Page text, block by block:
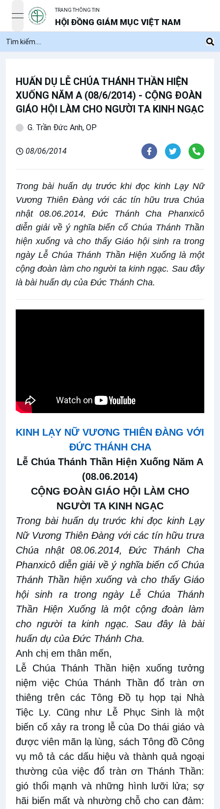
open navigation menu
TRANG THÔNG TIN
HỘI ĐỒNG GIÁM MỤC VIỆT NAM
HUẤN DỤ LỄ CHÚA THÁNH THẦN HIỆN
XUỐNG NĂM A (08/6/2014) - CỘNG ĐOÀN
GIÁO HỘI LÀM CHO NGƯỜI TA KINH NGẠC
G. Trần Đức Anh, OP
08/06/2014
Trong bài huấn dụ trước khi đọc kinh Lạy Nữ
Vương Thiên Đàng với các tín hữu trưa Chúa
nhật 08.06.2014, Đức Thánh Cha Phanxicô
diễn giải về ý nghĩa biến cố Chúa Thánh Thần
hiện xuống và cho thấy Giáo hội sinh ra trong
ngày Lễ Chúa Thánh Thần Hiện Xuống là một
cộng đoàn làm cho người ta kinh ngạc. Sau đây
là bài huấn dụ của Đức Thánh Cha.
KINH LẠY NỮ VƯƠNG THIÊN ĐÀNG VỚI
ĐỨC THÁNH CHA
Lễ Chúa Thánh Thần Hiện Xuống Năm A
(08.06.2014)
CỘNG ĐOÀN GIÁO HỘI LÀM CHO
NGƯỜI TA KINH NGẠC
Trong bài huấn dụ trước khi đọc kinh Lạy
Nữ Vương Thiên Đàng với các tín hữu trưa
Chúa nhật 08.06.2014, Đức Thánh Cha
Phanxicô diễn giải về ý nghĩa biến cố Chúa
Thánh Thần hiện xuống và cho thấy Giáo
hội sinh ra trong ngày Lễ Chúa Thánh
Thần Hiện Xuống là một cộng đoàn làm
cho người ta kinh ngạc. Sau đây là bài
huấn dụ của Đức Thánh Cha.
Anh chị em thân mến,
Lễ Chúa Thánh Thần hiện xuống tưởng
niệm việc Chúa Thánh Thần đổ tràn ơn
thiêng trên các Tông Đồ tụ họp tại Nhà
Tiệc Ly. Cũng như Lễ Phục Sinh là một
biến cố xảy ra trong lễ của Do thái giáo và
được viên mãn lạ lùng, sách Tông đồ Công
vụ mô tả các dấu hiệu và thành quả ngoại
thường của việc đổ tràn ơn Thánh Thần:
gió thổi mạnh và những hình lưỡi lửa; sợ
hãi biến mất và nhường chỗ cho can đảm: